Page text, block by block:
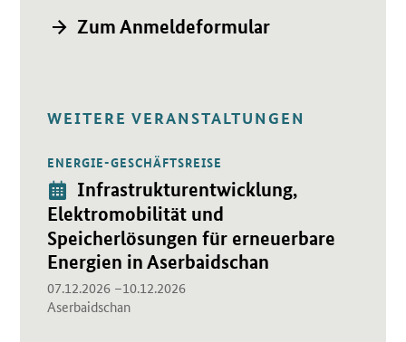
→ Zum Anmeldeformular
Öffnet Einzelsicht
WEITERE VERANSTALTUNGEN
ENERGIE-GESCHÄFTSREISE
Veranstaltung:
Infrastrukturentwicklung,
Elektromobilität und
Speicherlösungen für erneuerbare
Energien in Aserbaidschan
07.12.2026 –10.12.2026
Aserbaidschan
Öffnet Einzelsicht